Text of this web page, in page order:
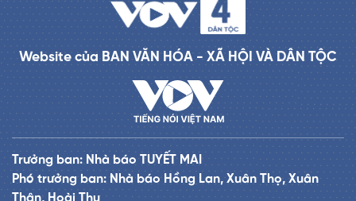
Website của BAN VĂN HÓA - XÃ HỘI VÀ DÂN TỘC
Trưởng ban: Nhà báo TUYẾT MAI
Phó trưởng ban: Nhà báo Hồng Lan, Xuân Thọ, Xuân
Thân, Hoài Thu